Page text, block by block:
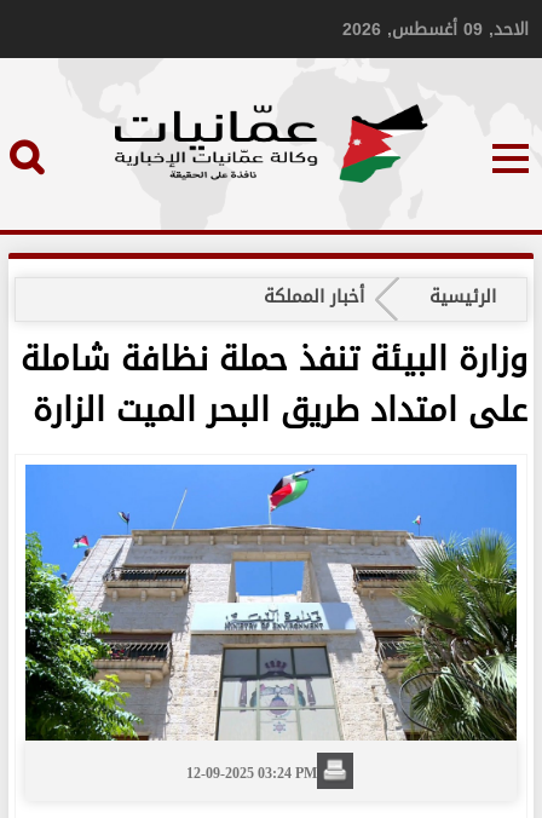
الاحد, 09 أغسطس, 2026
الرئيسية أخبار المملكة
وزارة البيئة تنفذ حملة نظافة شاملة
على امتداد طريق البحر الميت الزارة
12-09-2025 03:24 PM